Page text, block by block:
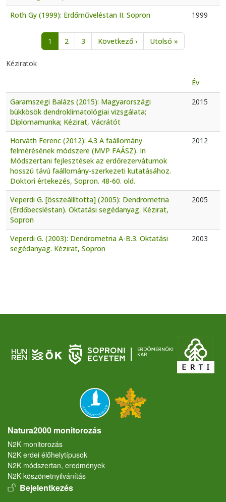
Roth Gy (1999): Erdőműveléstan II. Sopron
1999
Oldalszámozás
1 2 3 Következő ›Következő oldal
Utolsó »
Kéziratok
Év
Garamszegi Balázs (2015): Magyarországi
bükkösök dendroklimatológiai vizsgálata;
Diplomamunka; Kézirat, Vácrátót
2015
Horváth Ferenc (2012): 4.3 A faállomány
felmérésének módszere (MVP FAÁSZ). In
Módszertani fejlesztések az erdőrezervátumok
hosszú távú faállomány-szerkezeti kutatásához.
Doktori értekezés, Sopron. 48-60. old.
2012
Veperdi G. [összeállította] (2005): Dendrometria
(Erdőbecsléstan). Oktatási segédanyag. Kézirat,
Sopron
2005
Veperdi G. (2003): Dendrometria A-B.3. Oktatási
segédanyag. Kézirat, Sopron
2003
Natura2000 monitorozás
N2K monitorozás
N2K erdei élőhelytípusok
N2K módszertan, eredmények
N2K köszönetnyilvánítás
User account menu
Bejelentkezés